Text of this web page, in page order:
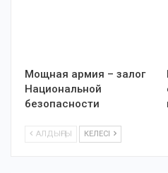
Мощная армия – залог
Национальной
безопасности
АЛДЫҢҒЫ КЕЛЕСІ